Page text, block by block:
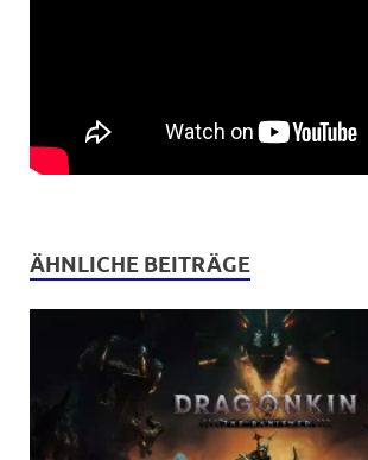
ÄHNLICHE BEITRÄGE